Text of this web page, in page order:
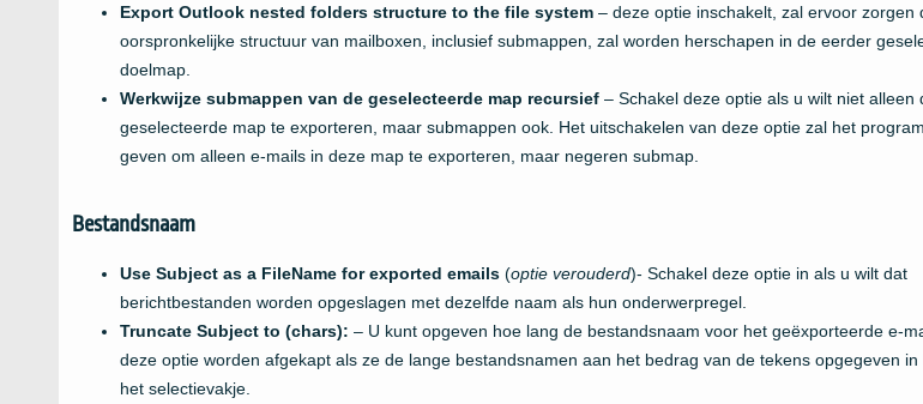
Export Outlook nested folders structure to the file system – deze optie inschakelt, zal ervoor zorgen
oorspronkelijke structuur van mailboxen, inclusief submappen, zal worden herschapen in de eerder
doelmap.
Werkwijze submappen van de geselecteerde map recursief – Schakel deze optie als u wilt niet alleen
geselecteerde map te exporteren, maar submappen ook. Het uitschakelen van deze optie zal het
geven om alleen e-mails in deze map te exporteren, maar negeren submap.
Bestandsnaam
Use Subject as a FileName for exported emails (optie verouderd)- Schakel deze optie in als u wilt dat
berichtbestanden worden opgeslagen met dezelfde naam als hun onderwerpregel.
Truncate Subject to (chars): – U kunt opgeven hoe lang de bestandsnaam voor het geëxporteerde e-
deze optie worden afgekapt als ze de lange bestandsnamen aan het bedrag van de tekens opgegeven
het selectievakje.